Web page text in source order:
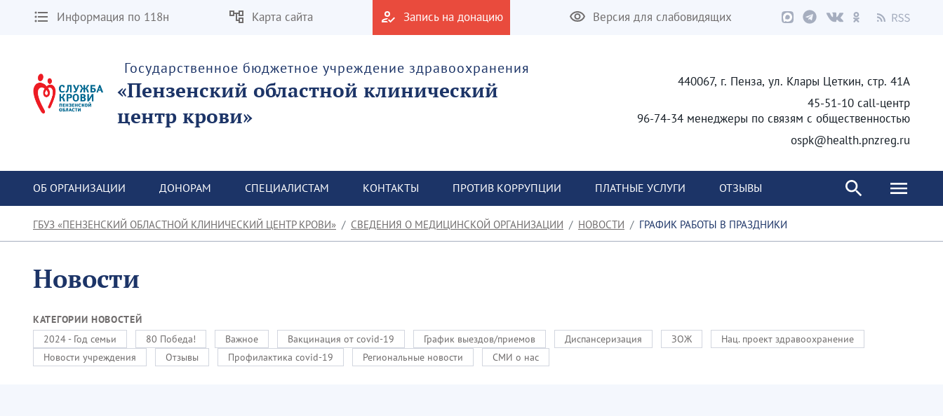
Информация по 118н Карта сайта Запись на донацию Версия для слабовидящих
Государственное бюджетное учреждение здравоохранения
«Пензенский областной клинический
центр крови»
440067, г. Пенза, ул. Клары Цеткин, стр. 41А
45-51-10 call-центр
96-74-34 менеджеры по связям с общественностью
ospk@health.pnzreg.ru
ОБ ОРГАНИЗАЦИИ ДОНОРАМ СПЕЦИАЛИСТАМ КОНТАКТЫ ПРОТИВ КОРРУПЦИИ ПЛАТНЫЕ УСЛУГИ ОТЗЫВЫ
ГБУЗ «ПЕНЗЕНСКИЙ ОБЛАСТНОЙ КЛИНИЧЕСКИЙ ЦЕНТР КРОВИ» СВЕДЕНИЯ О МЕДИЦИНСКОЙ ОРГАНИЗАЦИИ НОВОСТИ ГРАФИК РАБОТЫ В ПРАЗДНИКИ
Новости
КАТЕГОРИИ НОВОСТЕЙ
2024 - Год семьи
80 Победа! Важное Вакцинация от covid-19 График выездов/приемов Диспансеризация ЗОЖ
Нац. проект здравоохранение
Новости учреждения
Отзывы Профилактика covid-19 Региональные новости СМИ о нас